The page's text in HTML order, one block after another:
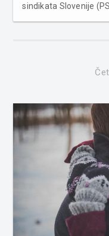
sindikata Slovenije